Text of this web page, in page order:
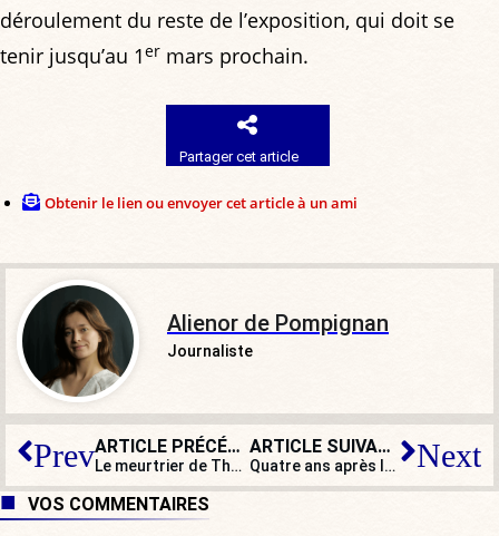
déroulement du reste de l’exposition, qui doit se
tenir jusqu’au 1er mars prochain.
Partager cet article
Obtenir le lien ou envoyer cet article à un ami
Alienor de Pompignan
Journaliste
Prev ARTICLE PRÉCÉDENT
Le meurtrier de Théo déclaré irresponsable : peut-on encore parler de justice ?
ARTICLE SUIVANT
Quatre ans après le début de la guerre, l’Ukraine s’est adaptée… et la Russie aussi ? Next
VOS COMMENTAIRES